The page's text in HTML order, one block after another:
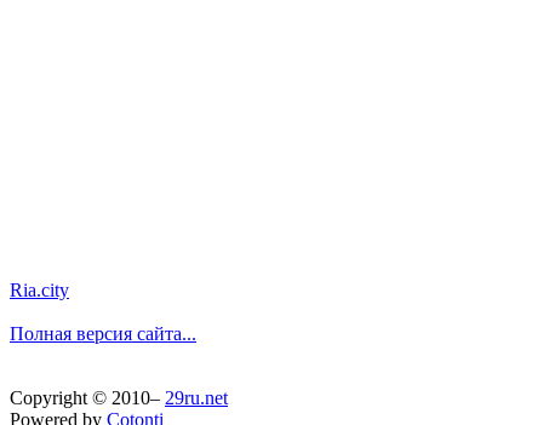
Ria.city
Полная версия сайта...
Copyright © 2010– 29ru.net
Powered by Cotonti